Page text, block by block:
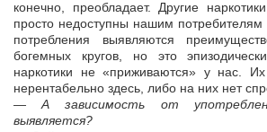
конечно, преобладает. Другие
просто недоступны нашим
потребления выявляются
богемных кругов, но это
наркотики не «приживаются» у нас. Их
нерентабельно здесь, либо на них нет
— А зависимость от
выявляется?